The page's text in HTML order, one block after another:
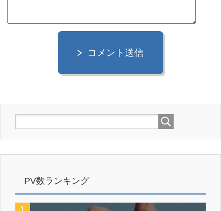
コメント送信
PV数ランキング